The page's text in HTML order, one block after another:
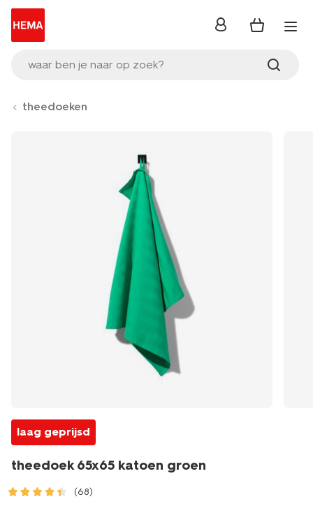
waar ben je naar op zoek?
inloggen
theedoeken
laag geprijsd
theedoek 65x65 katoen groen
(68)